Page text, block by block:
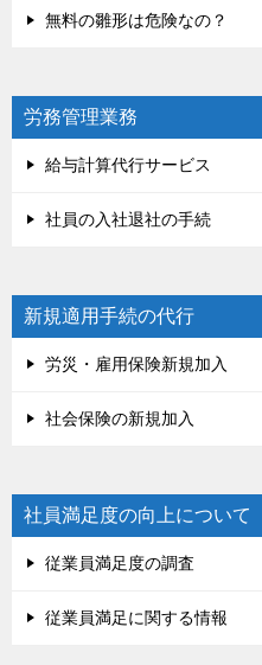
無料の雛形は危険なの？
労務管理業務
給与計算代行サービス
社員の入社退社の手続
新規適用手続の代行
労災・雇用保険新規加入
社会保険の新規加入
社員満足度の向上について
従業員満足度の調査
従業員満足に関する情報